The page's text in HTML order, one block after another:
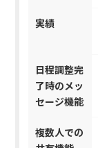
実績
日程調整完
了時のメッ
セージ機能
複数人での